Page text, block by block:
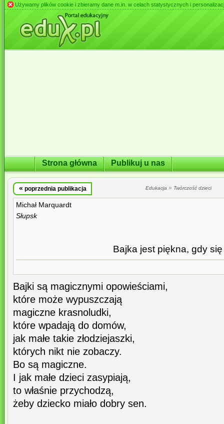
Używamy plików cookie i zbieramy dane m.in. w celach statystycznych i
Strona główna Publikuj u nas
« poprzednia publikacja Edukacja » Twórczość dzieci
Michał Marquardt
Słupsk
Bajka jest piękna, gdy
Bajki są magicznymi opowieściami,
które może wypuszczają
magiczne krasnoludki,
które wpadają do domów,
jak małe takie złodziejaszki,
których nikt nie zobaczy.
Bo są magiczne.
I jak małe dzieci zasypiają,
to właśnie przychodzą,
żeby dziecko miało dobry sen.